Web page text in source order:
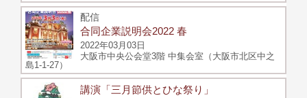
配信
合同企業説明会2022 春
2022年03月03日
大阪市中央公会堂3階 中集会室（大阪市北区中之
島1-1-27）
講演「三月節供とひな祭り」